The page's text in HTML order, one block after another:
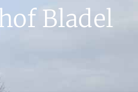
Bladel